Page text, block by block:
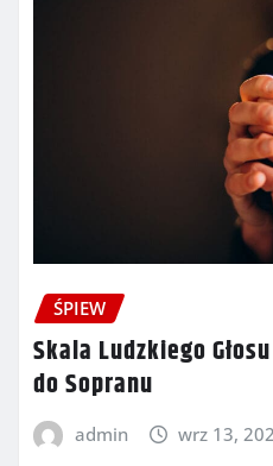
ŚPIEW
Skala Ludzkiego
do Sopranu
admin wrz 13,